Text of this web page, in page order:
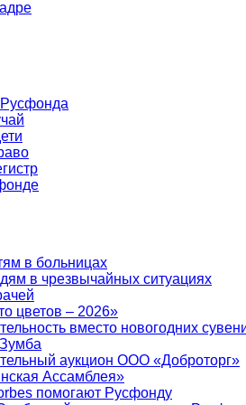
в больницах
в чрезвычайных ситуациях
цветов – 2026»
вместо новогодних
аукцион ООО «Доброторг»
Ассамблея»
помогают Русфонду